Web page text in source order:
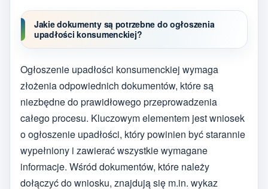
Jakie dokumenty są potrzebne do ogłoszenia
upadłości konsumenckiej?
Ogłoszenie upadłości konsumenckiej wymaga
złożenia odpowiednich dokumentów, które są
niezbędne do prawidłowego przeprowadzenia
całego procesu. Kluczowym elementem jest wniosek
o ogłoszenie upadłości, który powinien być starannie
wypełniony i zawierać wszystkie wymagane
informacje. Wśród dokumentów, które należy
dołączyć do wniosku, znajdują się m.in. wykaz